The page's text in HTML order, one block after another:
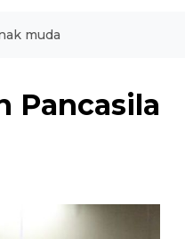
muda
Pancasila